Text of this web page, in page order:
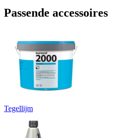
Passende accessoires
Tegellijm